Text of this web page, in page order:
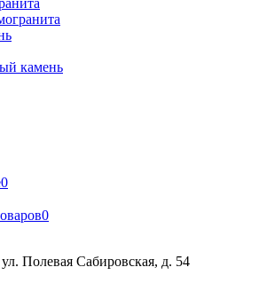
камень
0
0
Полевая Сабировская, д. 54